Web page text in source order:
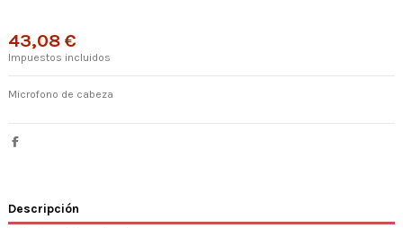
43,08 €
Impuestos incluidos
Microfono de cabeza
Descripción